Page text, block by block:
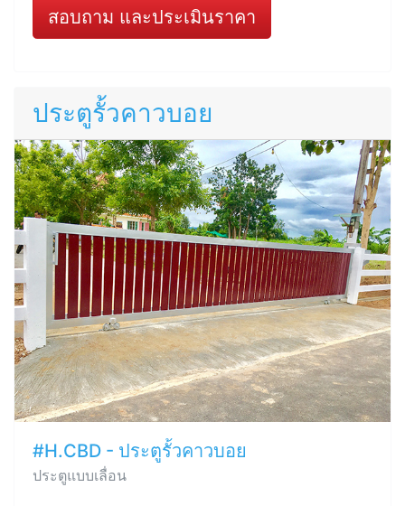
สอบถาม และประเมินราคา
ประตูรั้วคาวบอย
#H.CBD - ประตูรั้วคาวบอย
ประตูแบบเลื่อน